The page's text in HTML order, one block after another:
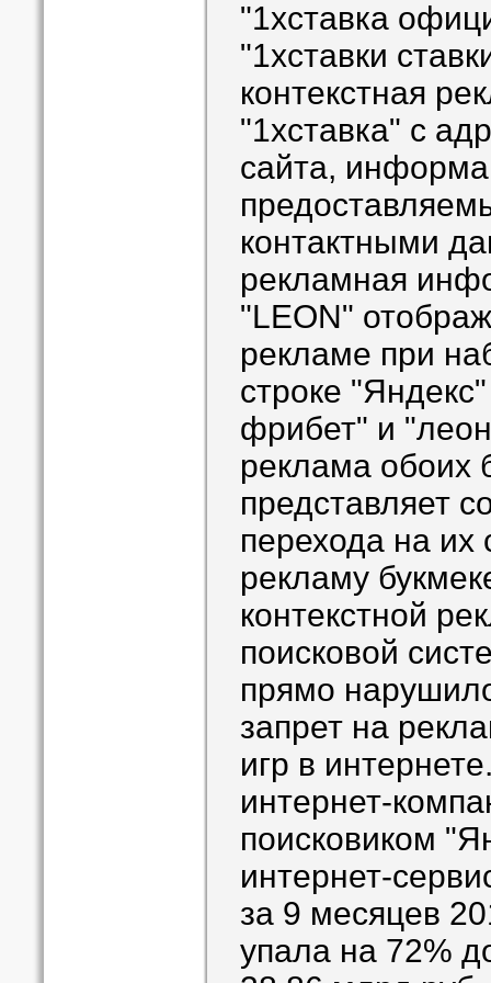
"1хставка
"1хставки
контекстная
"1хставка" с
сайта,
контактными
рекламная
"LEON"
рекламе при
строке
фрибет" и
реклама обоих
представляет
перехода на их
рекламу
контекстной
поисковой
прямо
запрет на
игр в
интернет-
поисковиком
интернет-
за 9 месяцев
упала на 72%